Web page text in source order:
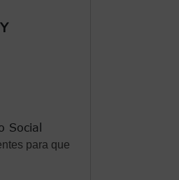
Social
para que